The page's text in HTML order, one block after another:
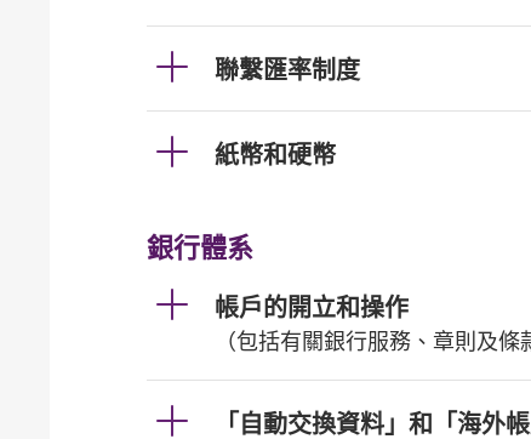
聯繫匯率制度
紙幣和硬幣
銀行體系
帳戶的開立和操作
（包括有關銀行服務、章則及條
「自動交換資料」和「海外